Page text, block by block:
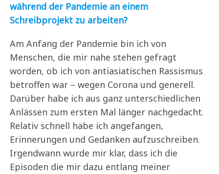
während der Pandemie an einem
Schreibprojekt zu arbeiten?
Am Anfang der Pandemie bin ich von
Menschen, die mir nahe stehen gefragt
worden, ob ich von antiasiatischen Rassismus
betroffen war – wegen Corona und generell.
Darüber habe ich aus ganz unterschiedlichen
Anlässen zum ersten Mal länger nachgedacht.
Relativ schnell habe ich angefangen,
Erinnerungen und Gedanken aufzuschreiben.
Irgendwann wurde mir klar, dass ich die
Episoden die mir dazu entlang meiner